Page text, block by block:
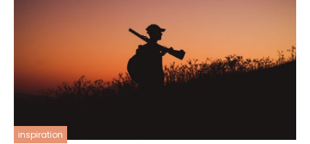
inspiration